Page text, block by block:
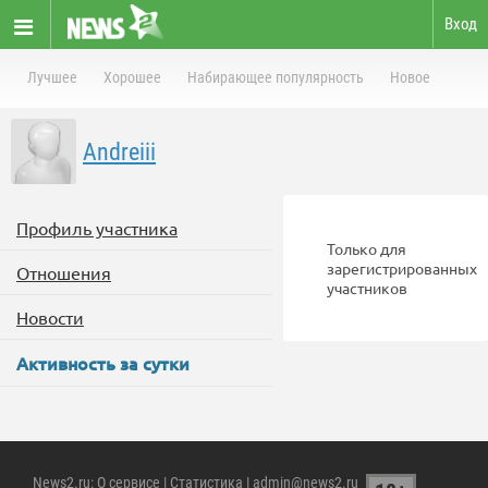
Вход
Лучшее Хорошее Набирающее популярность Новое
Andreiii
Профиль участника
Отношения
Новости
Активность за сутки
Только для
зарегистрированных
участников
News2.ru: О сервисе | Статистика | admin@news2.ru